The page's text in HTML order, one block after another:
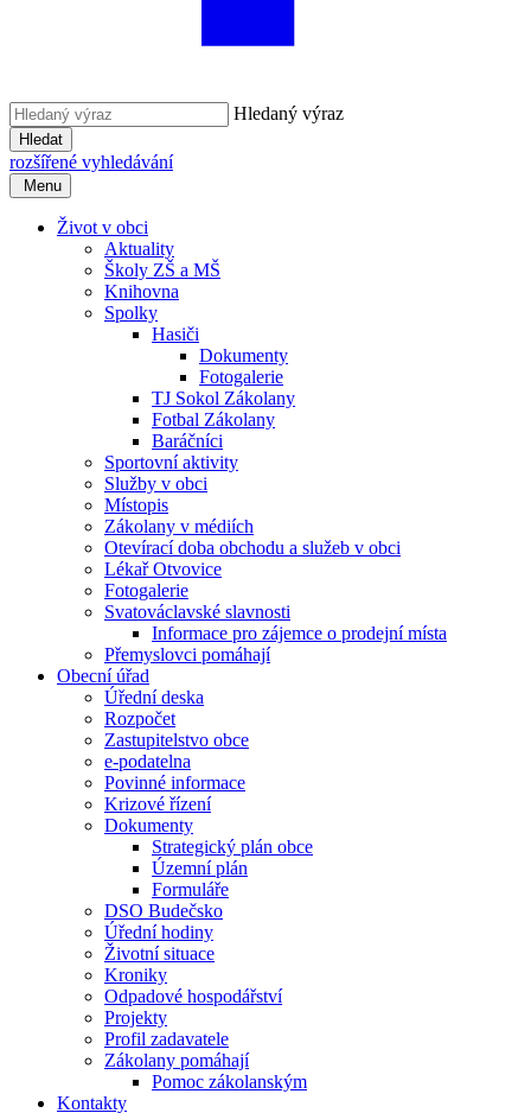
Hledaný výraz
Hledat
rozšířené vyhledávání
Menu
Život v obci
Aktuality
Školy ZŠ a MŠ
Knihovna
Spolky
Hasiči
Dokumenty
Fotogalerie
TJ Sokol Zákolany
Fotbal Zákolany
Baráčníci
Sportovní aktivity
Služby v obci
Místopis
Zákolany v médiích
Otevírací doba obchodu a služeb v obci
Lékař Otvovice
Fotogalerie
Svatováclavské slavnosti
Informace pro zájemce o prodejní místa
Přemyslovci pomáhají
Obecní úřad
Úřední deska
Rozpočet
Zastupitelstvo obce
e-podatelna
Povinné informace
Krizové řízení
Dokumenty
Strategický plán obce
Územní plán
Formuláře
DSO Budečsko
Úřední hodiny
Životní situace
Kroniky
Odpadové hospodářství
Projekty
Profil zadavatele
Zákolany pomáhají
Pomoc zákolanským
Kontakty